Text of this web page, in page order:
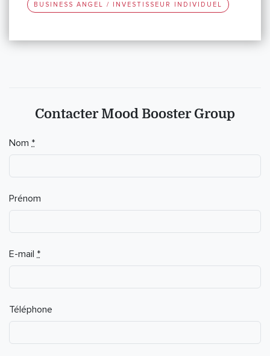
BUSINESS ANGEL / INVESTISSEUR INDIVIDUEL
Contacter Mood Booster Group
If you
are a
this
field
Nom *
Prénom
E-mail *
Téléphone